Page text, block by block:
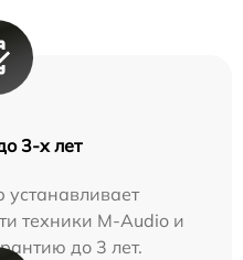
3-х лет
техники M-Audio и
до 3 лет.